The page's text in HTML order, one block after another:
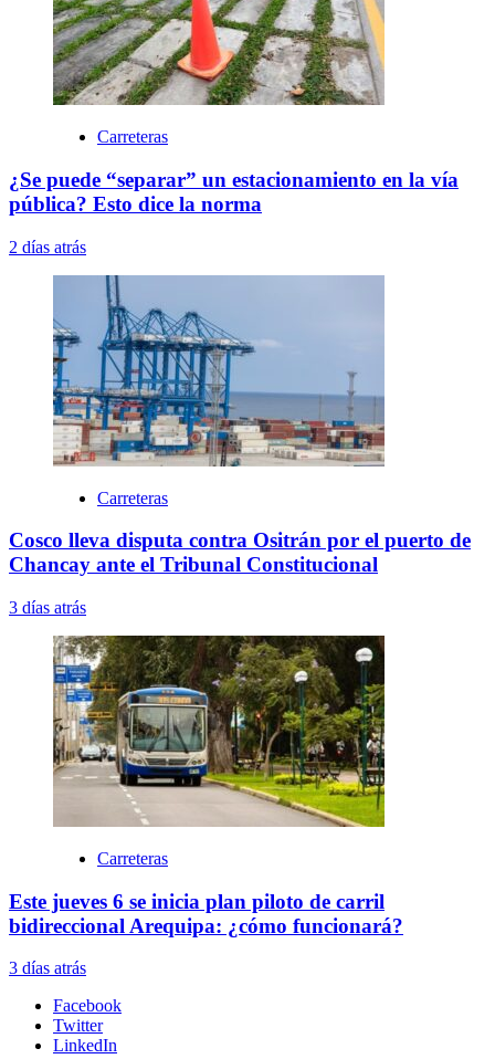
Carreteras
¿Se puede “separar” un estacionamiento en la vía
pública? Esto dice la norma
2 días atrás
Carreteras
Cosco lleva disputa contra Ositrán por el puerto de
Chancay ante el Tribunal Constitucional
3 días atrás
Carreteras
Este jueves 6 se inicia plan piloto de carril
bidireccional Arequipa: ¿cómo funcionará?
3 días atrás
Facebook
Twitter
LinkedIn